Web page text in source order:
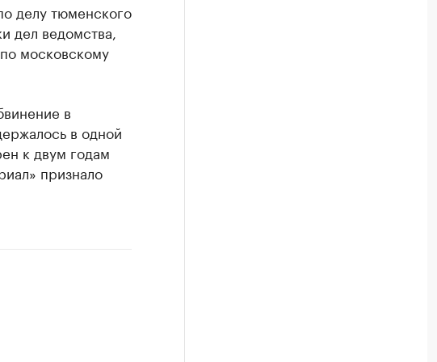
делу тюменского
дел ведомства,
московскому
в
в одной
к двум годам
признало